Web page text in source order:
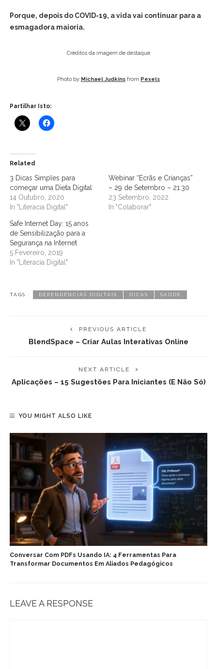
Porque, depois do COVID-19, a vida vai continuar para a
esmagadora maioria.
Créditos da imagem de destaque
Photo by Michael Judkins from Pexels
Partilhar Isto:
Related
3 Dicas Simples para
começar uma Dieta Digital
14 Outubro, 2020
In "Literacia Digital"
Webinar “Ecrãs e Crianças”
– 29 de Setembro – 21:30
23 Setembro, 2022
In "Colaborar"
Safe Internet Day: 15 anos
de Sensibilização para a
Segurança na Internet
5 Fevereiro, 2019
In "Literacia Digital"
TAGS : DEPENDÊNCIAS DIGITAIS DICAS SAÚDE
PREVIOUS ARTICLE
BlendSpace – Criar Aulas Interativas Online
NEXT ARTICLE
Aplicações – 15 Sugestões Para Iniciantes (e Não Só)
YOU MIGHT ALSO LIKE
Conversar Com PDFs Usando IA: 4 Ferramentas Para
Transformar Documentos Em Aliados Pedagógicos
LEAVE A RESPONSE